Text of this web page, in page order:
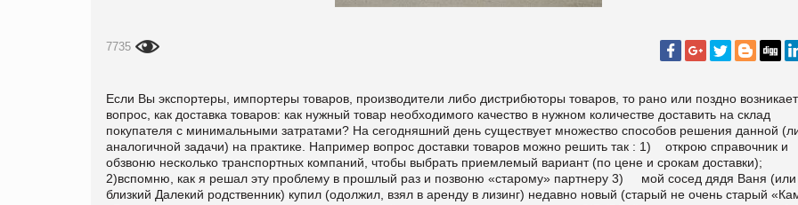
7735
Если Вы экспор­теры, импортеры товаров, производители либо дистрибюторы товаров, то рано или поздно возникает вопрос, как доставка товаров: как нужный товар необходимого каче­ство в нужном количестве доставить на склад покупателя с минимальными затратами? На сегодняшний день существует множест­во способов решения данной (либо аналогич­ной задачи) на практике. Например вопрос доставки товаров можно решить так : 1) открою справочник и обзвоню несколь­ко транспортных компаний, чтобы выбрать приемлемый вариант (по цене и срокам дос­тавки); 2)вспомню, как я решал эту проблему в прошлый раз и позвоню «старому» партнеру 3) мой сосед дядя Ваня (или близкий Дале­кий родственник) купил (одолжил, взял в арен­ду в лизинг) недавно новый (старый не очень старый «Камаз» «Газ» «Иномарку») и навер­няка меня выручит; 4) заключу договор на условиях CIP (DDU) — пусть у отправителя болит голова, как доставить товар и т.д. В результате может получиться, что: 1) уйдет масса времени на применения «метода тыка», а ожидаемого результата так и не достигнем, так как необходимо обладать определенными профессиональ­ными навыками для поиска оптимального решения вопроса доставки товаров; 2)бывший партнер может не работать по необходимому Вам направлению по причине субъективных трудностей (нет визы у водителя,нет «дозволов», нет экспорта импорта на тре­буемом маршруте, нет возможности доставки товаров по Вашим критериям — автомобиль занят гру­зами другого клиента или предлагают более высокий фрахт и т.д.); 3) дядя Ваня, в принципе, хороший парень,но не имеет страхового полиса договора арен­ды на автомобиль разрешительных документов. Хорошо, что Вы это сразу обнаружили, а если нет? Товар загружен, транспортное сред­ство арестовано... 4) транспортная составляющая так или иначе все равно войдет в цену товара и отра­зиться на стоимости партии. При этом, в целомдоставка товаров обойдется дороже, чем если бы Вы нанимали отечественного перевозчика. Что же делать? В реалиях современного бизнеса не для ко­го не секрет, что эффективность процессов доставки товаров во многом зависит от их органи­зации. Продвижение грузов — процесс слож­ный, многоступенчатый и связан не только с транспортировкой товаров. Само понятие «пе­ревозочный процесс» многолико. Оно во мно­гом определяется тем, о каком виде транспор­та идет речь. Несмотря на объединяющий тер­мин «транспорт», условия функционирования его отдельных видов достаточно специфичны. Это предопределяет узкую специализацию в области знаний и практических навыков для каждого из перевозчиков. Профессиональный автомобилист, как правило, недостаточно зна­ком с особенностями перевозок грузов морем, а даже хорошо подготовленный авиатор чаще всего не владеет полностью знаниями в сфере железнодорожного транспорта. Кроме того профессиональные перевозчики отдельных ви­дов транспорта предпочитают не брать на себя исполнение не свойственных им функций. Многочисленная группа фирм — экспорте­ры и импортеры товаров во всех станах ми­ра— также заинтересованы в скорейшем фи­зическом продвижении своей продукции. При этом участник внешнеторговой сделки, на ко­тором лежат обязанности доставки товаров, должен владеть знаниями о коммерческой эксплуатации отдельных видов транспорта. Продавец или покупатель должен уметь оцени­вать многие факторы: состояние внутренних и международных транспортных и инфраструк­турных рынков, транспортную политику отдель­ных государств и международных союзов, меж­дународное законодательство и национальные нормы отдельных стран, характеристики транс­портных средств, условия и технику транспортных операций и пр. И, кроме того, он должен сам работать с грузом. Как поступить в такой ситу­ации? Создать отдел логистики? Но это требу­ет определенных затрат. Практика успешных мировых брендов до­казывает, что эффективность и качество про­цесса товародвижения от грузоотправителя в одной стране до грузополучателя в другой все в большей степени зависят не только от произ­водителя(в т.ч.экспор­теры, импортеры товаров, дистрибюторы товаров) и перевозчика товара, но и от раз­личного рода хозяйствующих субъектов, со­действующих в осуществлении международ­ных перевозок. Такими посредниками в между­народных транспортных операциях могут быть отдельные лица, специализированные предп­риятия, фирмы, объединения, корпорации, осу­ществляющие разнообразные функции по по­ручению владельца груза при его перемещении с момента подготовки товара к перевозке до момента доставки товаров и сдачи его конкретному потреби­телю. И здесь главное не растеряться в «джунглях» транспортного рынка. Для этого нужно ра­зобраться, кто что делает и за что отвечает. Потому как зачастую сами представители транспортной отрасли не знают кто они, что и зачем делают. На сегодняшний день в структуре постсо­ветского транспортного рынка можно выделить следующие основные группы компаний, пре­доставляющих транспортный сервис; 1) перевозчики— владельцы транспортных средств; 2) экспедиционные (транспортно-экспедиционные) компании; 3) смешанная форма — перевозчики, пы­тающиеся предоставлять экспедиционные услуги; 4) «случайные» субъекты рынка — компа­нии, для которых транспортный бизнесе не яв­ляется основным, и они могут заниматься им время от времени (чтобы не простаивал собственный автопарк в ожидании собствен­ной загрузки) или в качестве диверсификации основной сферы деятельности компании. Деятельность транспортной компании — перевозчика (которая владеет транспортными средствами) связана с выполнением транспо­ртной работы, т.е. линейного перемещения грузов в пространстве и во времени по задан­ной траектории {т.е. маршруту). Транспортно-экспедиционная компания (ТЭП) (у которой нет на балансе транспортных средств) предостав­ляет именно экспедиционные услуги, т.е. услу­ги, дополнительные к транспортному процессу, но при этом неразрывно с ним связанные. Остановимся подробнее на второй груп­пе. Современный клиент выдвигает новые требования к содержанию понятия «транспортно-экспедиционная деятельность», к каче­ству транспортно-экспедиционной услуги. Сегодня недостаточно просто «найти» авто­мобиль и подтвердить клиенту номера. Смысл деятельности транспортно-экспеди­ционной компании состоит в создании пакета услуг и предоставления клиенту транспортно-экспедиционного сервиса по принципу «чего изволите?» Спрос на исполнение услуг, связанных с транспортным обеспечением внешнеэконо­мической деятельности, породил предложе­ние со стороны фирм, профессионально под­готовленных в указанных выше сферах и го­товых оказывать необходимые услуги. Таким образом, сложились рынки транспортных посреднических услуг как одного из видов международной коммерческой деятельности. Фирмы — транспортные посредники являют­ся профессиональными участниками этих рынков. Такие транспортные фирмы именуются посредниками не только, потому, что свои отношения с грузовладельцами, пере­возчиками, пред приятиями транспортной инфраструктуры и другими они строят на ос­нове договоров поручения и комиссии. Глав­ное заключается в том, что они опосредован­но связывают рынки товарных и транспорт­ных услуг, профессионально владея опытом работы и на тех, и на других. В процессе развития и углубления между­народного разделения труда посреднические функции в товародвижении перестали играть вспомогательный характер и заняли соответ­ствующее их роли и значимое место в повы­шении эффективности и качества доставки товаров, транспорт­ного обеспечения ВЭД и экспорта транспорт­ных услуг. В настоящее время начать и закон­чить товародвижение в международной тор­говле без посредника практически невозмож­но. Формы и методы посреднических услуг постоянно расширяются, постоянно увеличи­вается их объем, меняется их география. Все больше и больше посредничество в области международных перевозок приобретает комплексный интегрированный характер. Та­ким образом, главной причиной появления посреднической деятельности на рынке транспортных услуг является процесс специа­лизации предприятий и одновременная интег­рация субъектов рынка в макроэкономичес­кую систему. Поэтому транспортные посред­ники являются интеграторами макроэкономи­ческих систем, архитекторами хозяйственно-экономических связей между предприятиями. Они являются партнерами, а не конкурентами как грузовладельцев, так и перевозчиков. К сожалению, последняя истина все еще оста­ется теоретической. Экономическая область осуществления ос­новных посреднических операций образуется на стыках между грузовладельцами и перевоз­чиками, грузовладельцами и предприятия не транспортной инфраструктуры, между предп­риятиями транспортной инфраструктуры и пе­ревозчиками. Обычно транспортные посредники не за­нимаются только одним каким-то видом дея­тельности. Принято совмещать агентирова­ние транспортных средств с фрахтовым аген­тированием, хранение — с погрузочно-разгрузочными и стивидорными работами, броке­рскую деятельность — с лизинговыми опера­циями и пр. Однако с учетом возможных последствий результатов совмещения функций для грузов­ладельцев наибольший практический интерес представляет одновременная экспедиторская и агентская деятельность посреднических фирм. Транспортное экспедирование — вид предпринимательской деятельности, которая выполняется в интересах грузовладельца (отп­равителя или получателя, продавца или поку -пателя и др.) и связано с надлежащим исполнением Договора перевозки и сопутствующих эму операций (погрузки, выгрузки, хранения, /паковки, маркировки, транспортного страхо­вания, таможенного оформления и пр.). Таким образом, экспедитор должен действовать только в интересах клиента. Наряду с экспедиторским обслуживанием посредники, именуемые экспедиторами, часто берут на себя функции выполнения услуг в ин­тересах перевозчиков. В процессе осущес­твления своей деятельности перевозчики (судоходные компании, железные дороги, автомо­бильные предприятия, авиакомпании, операторы смешанных перевозок) сталкиваются с проблемами, аналогичными которые возника­ют у грузовладельцев. Любые перевозчики хотят иметь посред